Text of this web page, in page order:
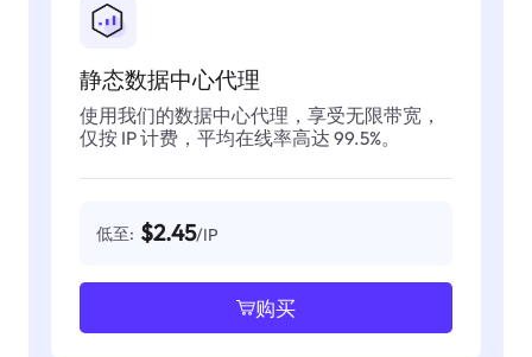
静态数据中心代理
使用我们的数据中心代理，享受无限带宽，
仅按 IP 计费，平均在线率高达 99.5%。
低至: $2.45/IP
购买